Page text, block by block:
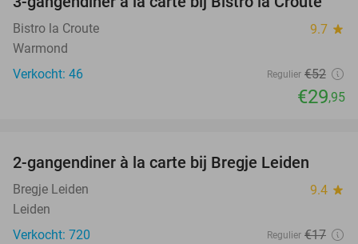
42%
Bistro la Croute 9.7 star
Warmond
Verkocht: 46
Regulier €52
€29,95
2-gangendiner à la carte bij Bregje Leiden
Bregje Leiden 9.4 star
Leiden
Verkocht: 720
Regulier €17